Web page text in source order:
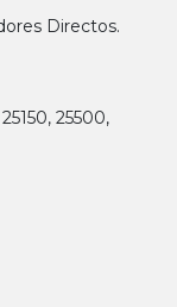
Directos.
25500,